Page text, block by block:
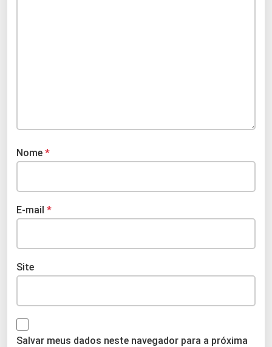
Nome *
E-mail *
Site
Salvar meus dados neste navegador para a próxima